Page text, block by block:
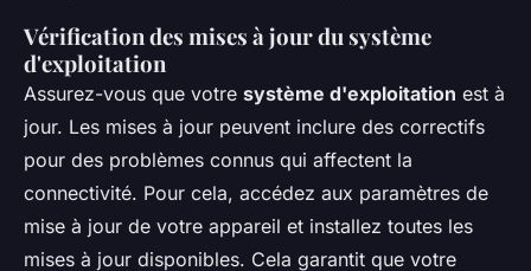
Vérification des mises à jour du système
d'exploitation
Assurez-vous que votre système d'exploitation est à
jour. Les mises à jour peuvent inclure des correctifs
pour des problèmes connus qui affectent la
connectivité. Pour cela, accédez aux paramètres de
mise à jour de votre appareil et installez toutes les
mises à jour disponibles. Cela garantit que votre